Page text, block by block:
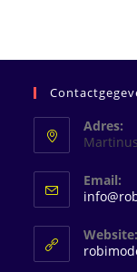
Adres:
Email:
Website: